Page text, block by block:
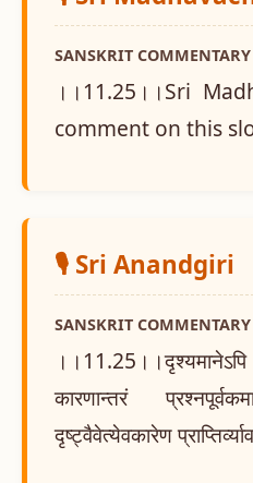
SANSKRIT COMMENTARY
।।11.25।।Sri
comment on this
🎙️ Sri Anandgiri
SANSKRIT COMMENTARY
।।11.25।।दृश्यमानेऽपि
कारणान्तरं
दृष्ट्वैवेत्येवकारेण